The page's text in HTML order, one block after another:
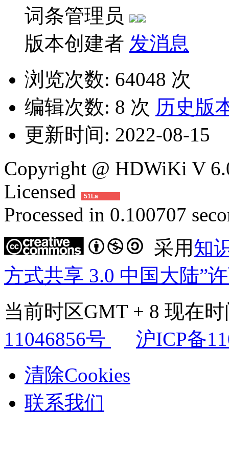
词条管理员
版本创建者 发消息
浏览次数: 64048 次
编辑次数: 8 次 历史版
更新时间: 2022-08-15
Copyright @ HDWiKi V
Licensed
51La
Processed in 0.100707
采用知
方式共享 3.0 中国大陆”
当前时区GMT + 8 现在
11046856号
沪ICP备
清除Cookies
联系我们